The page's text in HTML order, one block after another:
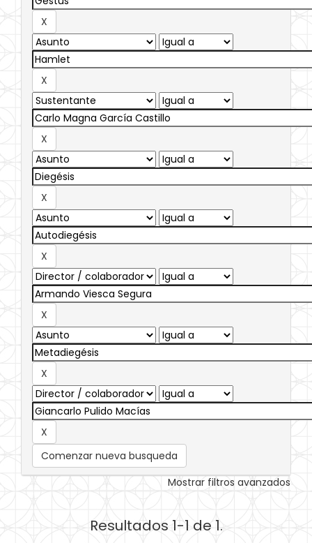
Comenzar nueva busqueda
Mostrar filtros avanzados
Resultados 1-1 de 1.